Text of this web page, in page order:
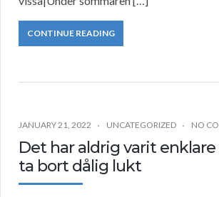
CONTINUE READING
JANUARY 21, 2022 UNCATEGORIZED NO
Det har aldrig varit
ta bort dålig lukt